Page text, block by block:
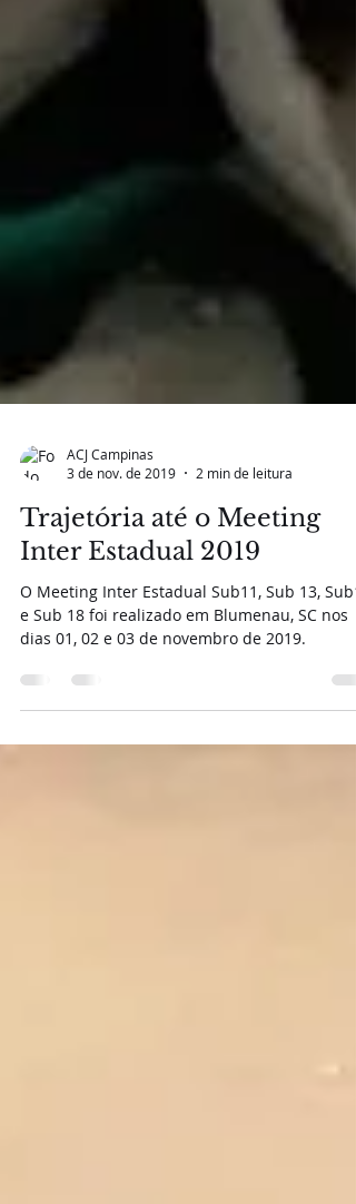
ACJ Campinas
3 de nov. de 2019
2 min de leitura
Inter Estadual 2019
O Meeting Inter Estadual Sub11, Sub 13,
e Sub 18 foi realizado em Blumenau, SC nos